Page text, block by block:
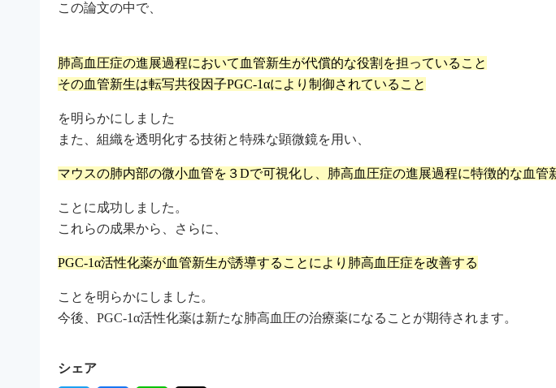
この論文の中で、
肺高血圧症の進展過程において血管新生が代償的な役割を担っていること
その血管新生は転写共役因子PGC-1αにより制御されていること
を明らかにしました
また、組織を透明化する技術と特殊な顕微鏡を用い、
マウスの肺内部の微小血管を３Dで可視化し、肺高血圧症の進展過程に特徴的な血管
ことに成功しました。
これらの成果から、さらに、
PGC-1α活性化薬が血管新生が誘導することにより肺高血圧症を改善する
ことを明らかにしました。
今後、PGC-1α活性化薬は新たな肺高血圧の治療薬になることが期待されます。
シェア